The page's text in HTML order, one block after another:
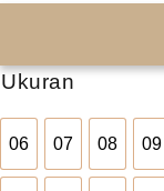
Ukuran
06
06
07
07
08
08
09
09